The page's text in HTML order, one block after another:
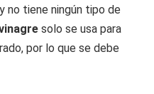
no tiene ningún tipo de
solo se usa para
por lo que se debe